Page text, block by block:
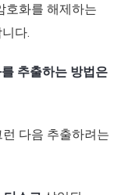
호화를 해제하는
다.
추출하는 방법은
다음 추출하려는